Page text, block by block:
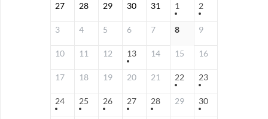
27 28 29 30 31 1 2
3 4 5 6 7 8 9
10 11 12 13 14 15 16
17 18 19 20 21 22 23
24 25 26 27 28 29 30